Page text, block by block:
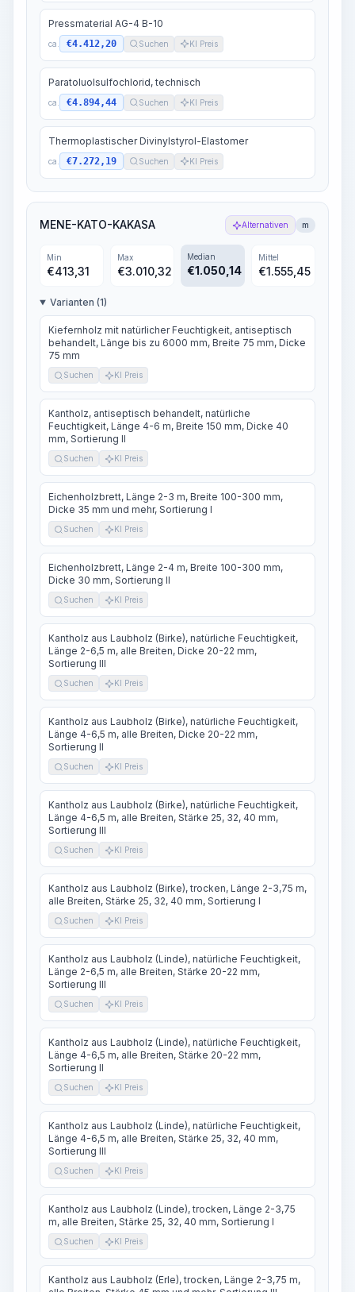
Pressmaterial AG-4 B-10
ca. €4.412,20 Suchen KI Preis
Paratoluolsulfochlorid, technisch
ca. €4.894,44 Suchen KI Preis
Thermoplastischer Divinylstyrol-Elastomer
ca. €7.272,19 Suchen KI Preis
MENE-KATO-KAKASA Alternativen m
Min
€413,31
Max
€3.010,32
Median
€1.050,14
Mittel
€1.555,45
Varianten (1)
Kiefernholz mit natürlicher Feuchtigkeit, antiseptisch
behandelt, Länge bis zu 6000 mm, Breite 75 mm, Dicke
75 mm
Suchen KI Preis
Kantholz, antiseptisch behandelt, natürliche
Feuchtigkeit, Länge 4-6 m, Breite 150 mm, Dicke 40
mm, Sortierung II
Suchen KI Preis
Eichenholzbrett, Länge 2-3 m, Breite 100-300 mm,
Dicke 35 mm und mehr, Sortierung I
Suchen KI Preis
Eichenholzbrett, Länge 2-4 m, Breite 100-300 mm,
Dicke 30 mm, Sortierung II
Suchen KI Preis
Kantholz aus Laubholz (Birke), natürliche Feuchtigkeit,
Länge 2-6,5 m, alle Breiten, Dicke 20-22 mm,
Sortierung III
Suchen KI Preis
Kantholz aus Laubholz (Birke), natürliche Feuchtigkeit,
Länge 4-6,5 m, alle Breiten, Dicke 20-22 mm,
Sortierung II
Suchen KI Preis
Kantholz aus Laubholz (Birke), natürliche Feuchtigkeit,
Länge 4-6,5 m, alle Breiten, Stärke 25, 32, 40 mm,
Sortierung III
Suchen KI Preis
Kantholz aus Laubholz (Birke), trocken, Länge 2-3,75 m,
alle Breiten, Stärke 25, 32, 40 mm, Sortierung I
Suchen KI Preis
Kantholz aus Laubholz (Linde), natürliche Feuchtigkeit,
Länge 2-6,5 m, alle Breiten, Stärke 20-22 mm,
Sortierung III
Suchen KI Preis
Kantholz aus Laubholz (Linde), natürliche Feuchtigkeit,
Länge 4-6,5 m, alle Breiten, Stärke 20-22 mm,
Sortierung II
Suchen KI Preis
Kantholz aus Laubholz (Linde), natürliche Feuchtigkeit,
Länge 4-6,5 m, alle Breiten, Stärke 25, 32, 40 mm,
Sortierung III
Suchen KI Preis
Kantholz aus Laubholz (Linde), trocken, Länge 2-3,75
m, alle Breiten, Stärke 25, 32, 40 mm, Sortierung I
Suchen KI Preis
Kantholz aus Laubholz (Erle), trocken, Länge 2-3,75 m,